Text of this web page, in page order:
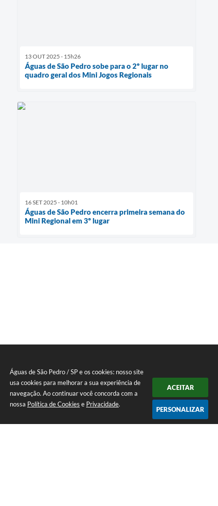
Águas de São Pedro / SP e os cookies: nosso site
usa cookies para melhorar a sua experiência de
navegação. Ao continuar você concorda com a
nossa Política de Cookies e Privacidade.
ACEITAR
PERSONALIZAR
13 OUT 2025 - 15h26
Águas de São Pedro sobe para o 2º lugar no
quadro geral dos Mini Jogos Regionais
16 SET 2025 - 10h01
Águas de São Pedro encerra primeira semana do
Mini Regional em 3º lugar